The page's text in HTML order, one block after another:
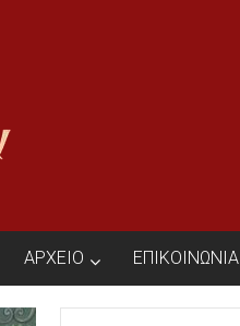
ΑΡΧΕΙΟ ΕΠΙΚΟΙΝΩΝΙΑ